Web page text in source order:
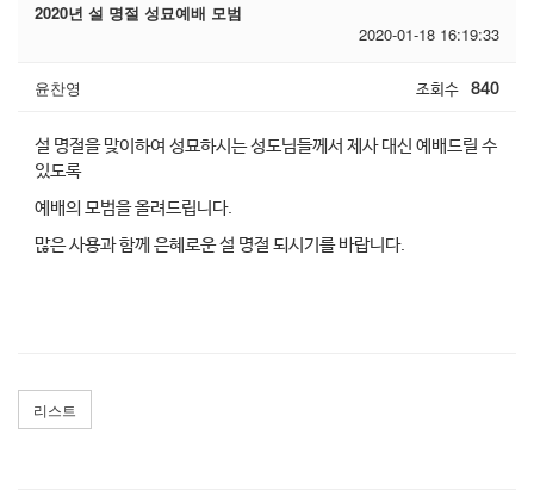
2020년 설 명절 성묘예배 모범
2020-01-18 16:19:33
윤찬영 조회수 840
설 명절을 맞이하여 성묘하시는 성도님들께서 제사 대신 예배드릴 수
있도록
예배의 모범을 올려드립니다.
많은 사용과 함께 은혜로운 설 명절 되시기를 바랍니다.
리스트